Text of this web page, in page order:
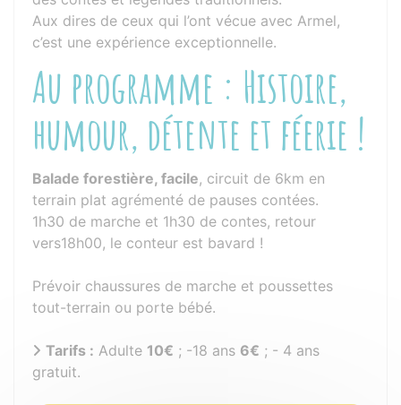
Aux dires de ceux qui l’ont vécue avec Armel,
c’est une expérience exceptionnelle.
Au programme : Histoire,
humour, détente et féerie !
Balade forestière, facile, circuit de 6km en
terrain plat agrémenté de pauses contées.
1h30 de marche et 1h30 de contes, retour
vers18h00, le conteur est bavard !
Prévoir chaussures de marche et poussettes
tout-terrain ou porte bébé.
Tarifs : Adulte 10€ ; -18 ans 6€ ; - 4 ans
gratuit.